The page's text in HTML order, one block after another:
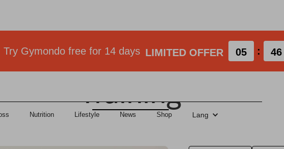
Nutrition Lifestyle News Shop Lang
Try Gymondo free for 14 days LIMITED OFFER 05 : 46
7 Tage kostenlos LIMITIERTES ANGEBOT 00 00
Training